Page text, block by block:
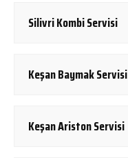
Silivri Kombi Servisi
Keşan Baymak Servisi
Keşan Ariston Servisi